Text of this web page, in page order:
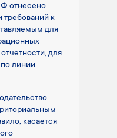
отнесено
к
для
для
линии
касается